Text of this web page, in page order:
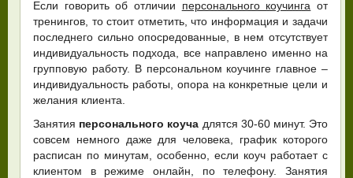
Если говорить об отличии персонального коучинга от
тренингов, то стоит отметить, что информация и задачи
последнего сильно опосредованные, в нем отсутствует
индивидуальность подхода, все направлено именно на
групповую работу. В персональном коучинге главное –
индивидуальность работы, опора на конкретные цели и
желания клиента.
Занятия персонального коуча длятся 30-60 минут. Это
совсем немного даже для человека, график которого
расписан по минутам, особенно, если коуч работает с
клиентом в режиме онлайн, по телефону. Занятия